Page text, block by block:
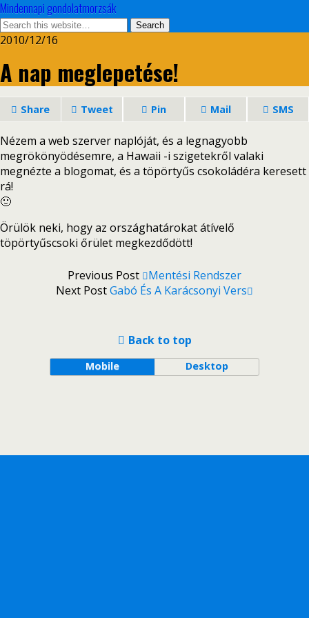
Mindennapi gondolatmorzsák
2010/12/16
A nap meglepetése!
Share Tweet Pin Mail SMS
Nézem a web szerver naplóját, és a legnagyobb
megrökönyödésemre, a Hawaii -i szigetekről valaki
megnézte a blogomat, és a töpörtyűs csokoládéra keresett
rá!
🙂
Örülök neki, hogy az országhatárokat átívelő
töpörtyűscsoki őrület megkezdődött!
Previous Post
Mentési Rendszer
Next PostGabó És A Karácsonyi Vers
Back to top
Mobile Desktop